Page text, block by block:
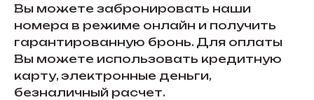
Вы можете забронировать наши
номера в режиме онлайн и получить
гарантированную бронь. Для оплаты
Вы можете использовать кредитную
карту, электронные деньги,
безналичный расчет.